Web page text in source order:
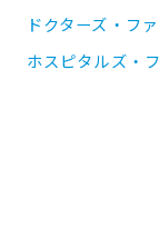
ドクターズ・フ
ホスピタルズ・